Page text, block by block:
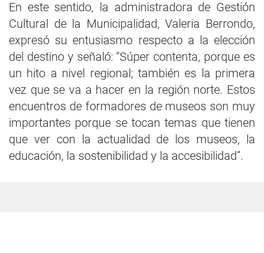
En este sentido, la administradora de Gestión
Cultural de la Municipalidad, Valeria Berrondo,
expresó su entusiasmo respecto a la elección
del destino y señaló: “Súper contenta, porque es
un hito a nivel regional; también es la primera
vez que se va a hacer en la región norte. Estos
encuentros de formadores de museos son muy
importantes porque se tocan temas que tienen
que ver con la actualidad de los museos, la
educación, la sostenibilidad y la accesibilidad”.